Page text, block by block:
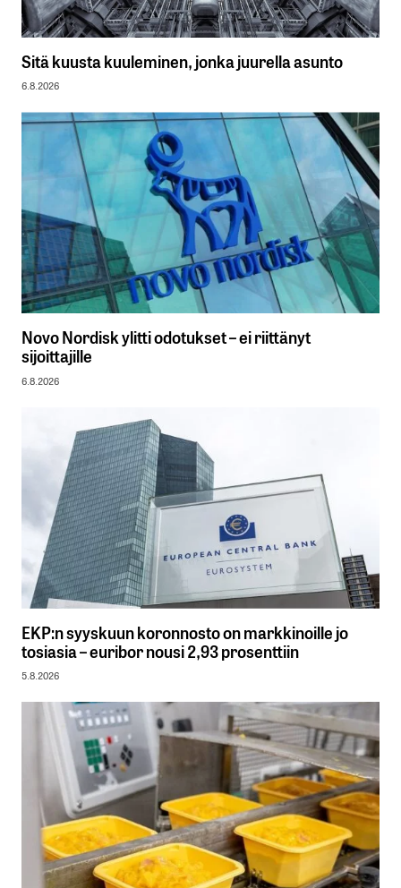
Sitä kuusta kuuleminen, jonka juurella asunto
6.8.2026
Novo Nordisk ylitti odotukset – ei riittänyt
sijoittajille
6.8.2026
EKP:n syyskuun koronnosto on markkinoille jo
tosiasia – euribor nousi 2,93 prosenttiin
5.8.2026